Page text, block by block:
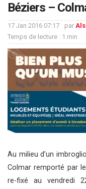
Béziers –
17 Jan 2016 07:17 par
Temps de lecture : 1 min
Au milieu d’un
Colmar remporté par
re-fixé au vendredi